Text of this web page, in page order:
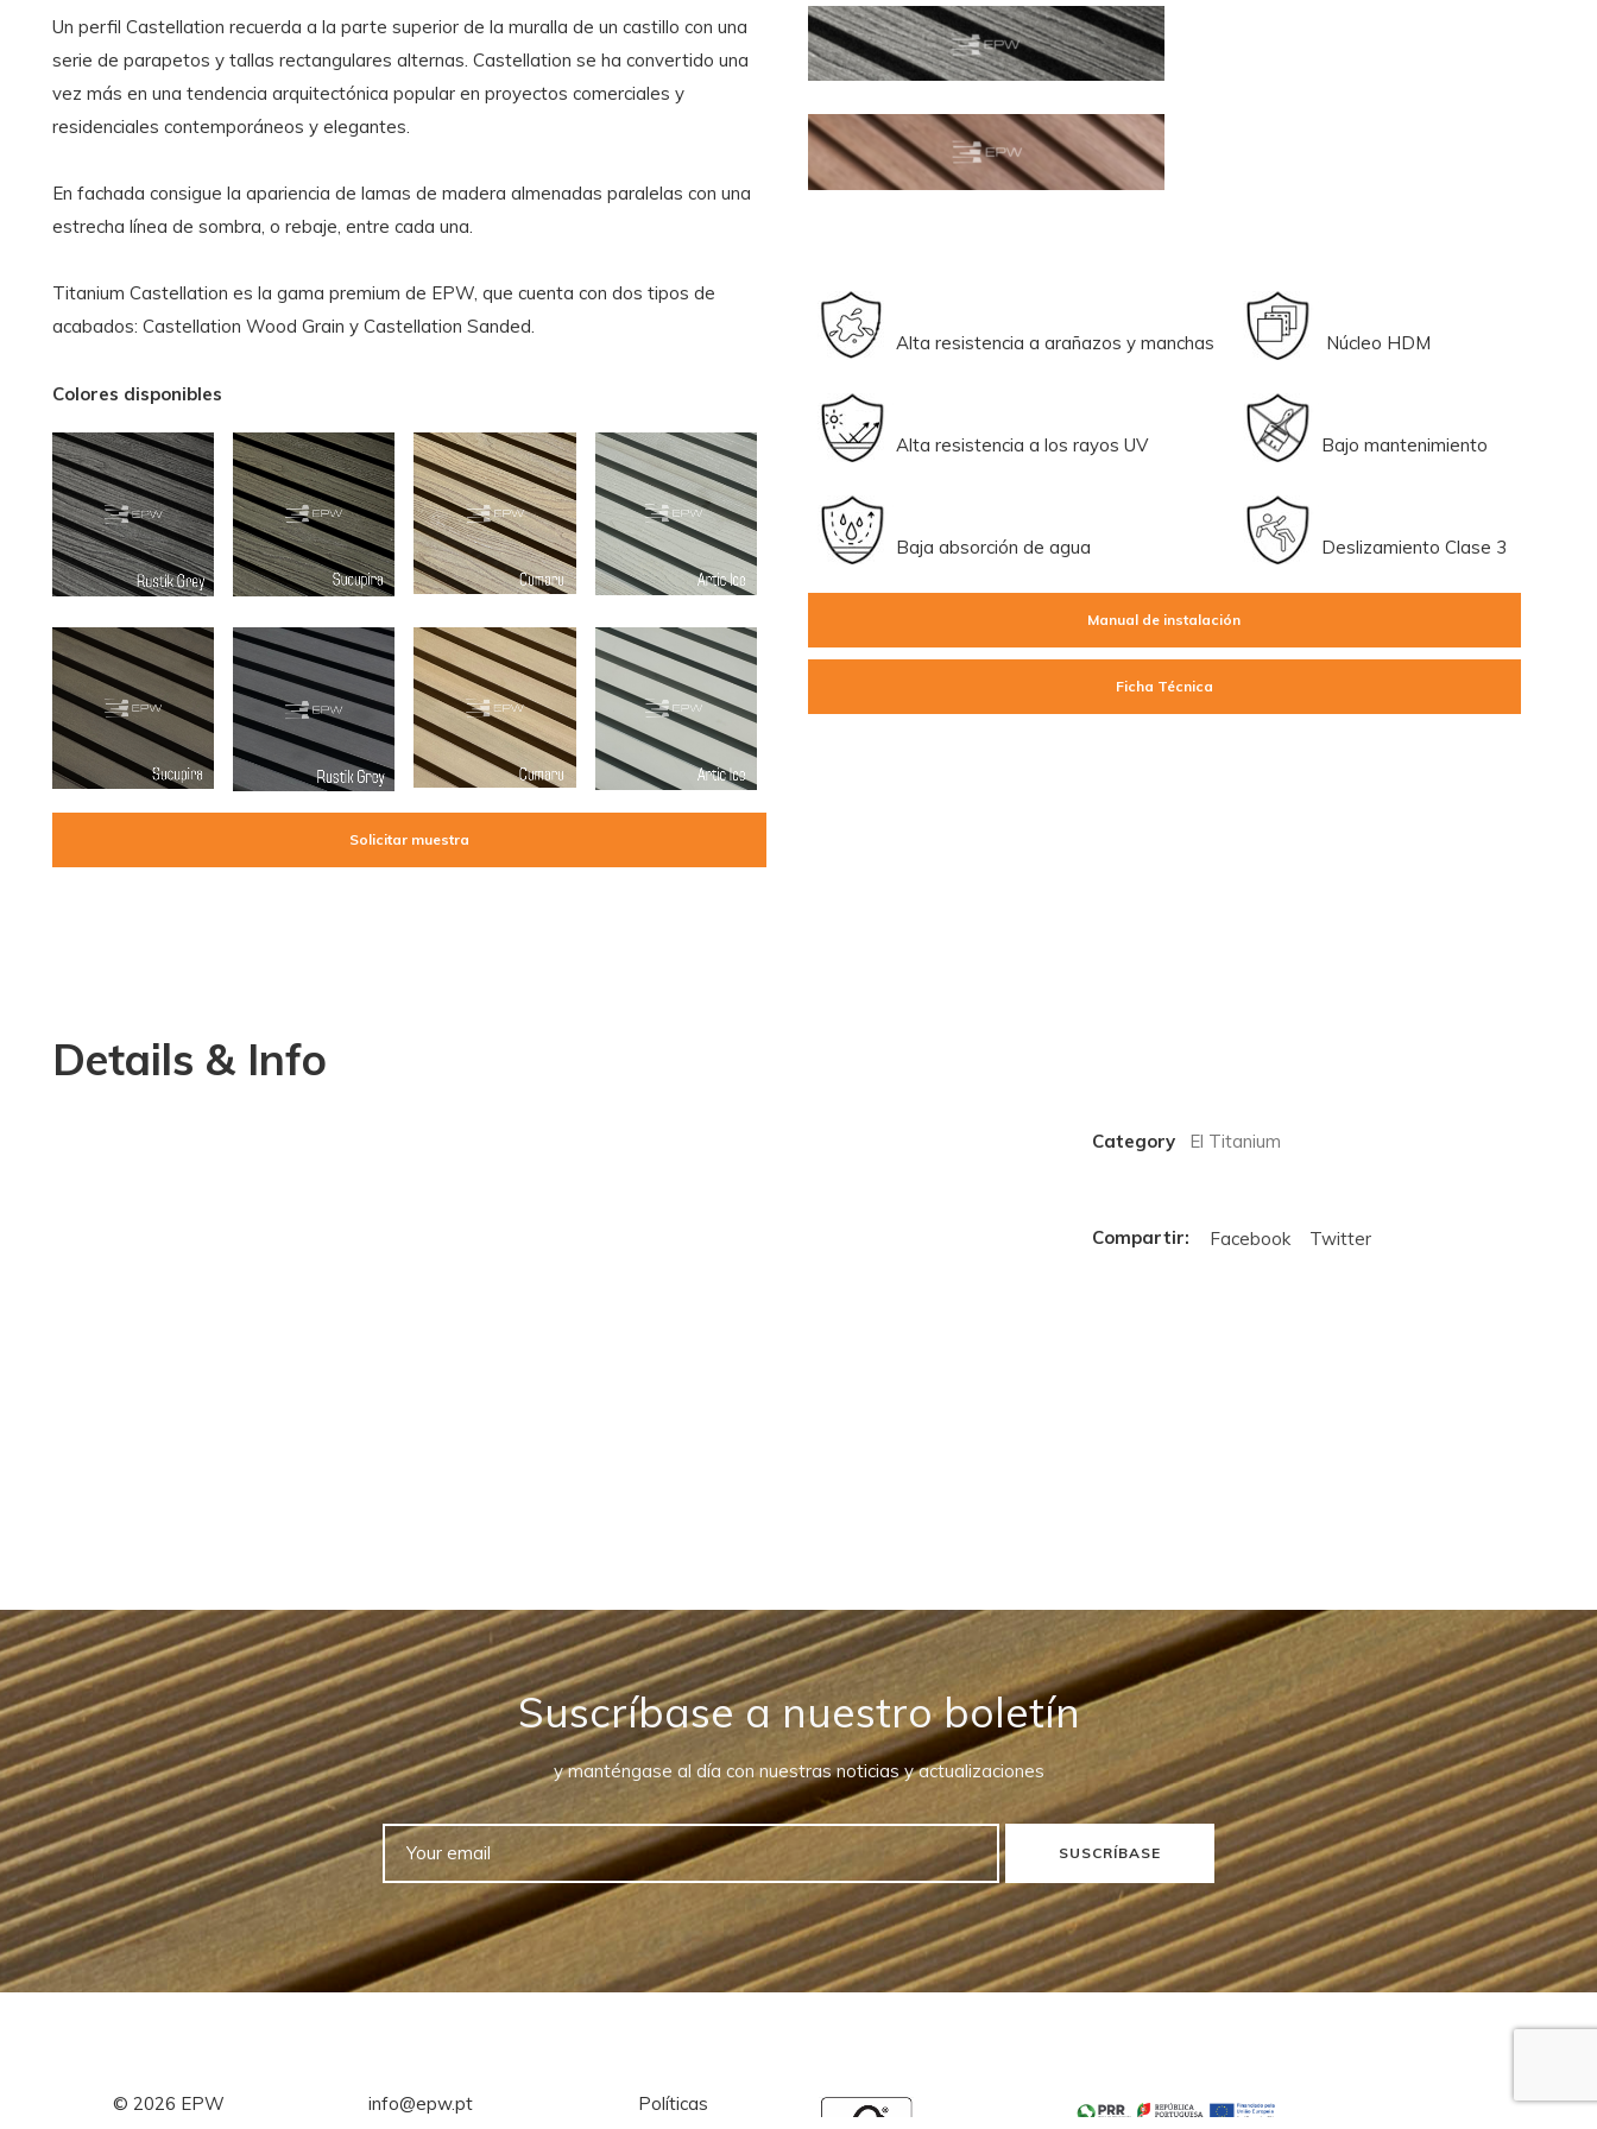
Un perfil Castellation recuerda a la parte superior de la muralla de un castillo con una
serie de parapetos y tallas rectangulares alternas. Castellation se ha convertido una
vez más en una tendencia arquitectónica popular en proyectos comerciales y
residenciales contemporáneos y elegantes.
En fachada consigue la apariencia de lamas de madera almenadas paralelas con una
estrecha línea de sombra, o rebaje, entre cada una.
Titanium Castellation es la gama premium de EPW, que cuenta con dos tipos de
acabados: Castellation Wood Grain y Castellation Sanded.
Colores disponibles
Solicitar muestra
Alta resistencia a arañazos y manchas Núcleo HDM
Alta resistencia a los rayos UV Bajo mantenimiento
Baja absorción de agua Deslizamiento Clase 3
Manual de instalación
Ficha Técnica
Details & Info
Category El Titanium
Facebook Twitter
Suscríbase a nuestro boletín
y manténgase al día con nuestras noticias y actualizaciones
SUSCRÍBASE
©2026 EPW
info@epw.pt
Políticas